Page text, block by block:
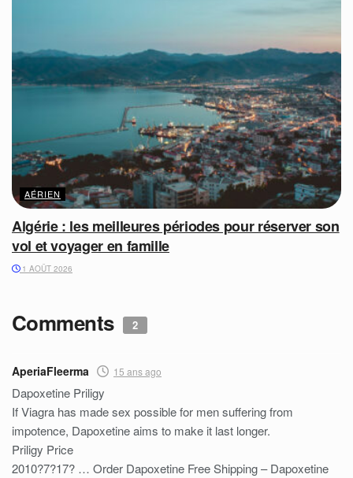
AÉRIEN
Algérie : les meilleures périodes pour réserver son
vol et voyager en famille
1 AOÛT 2026
Comments 2
AperiaFleerma 15 ans ago
Dapoxetine Priligy
If Viagra has made sex possible for men suffering from
impotence, Dapoxetine aims to make it last longer.
Priligy Price
2010?7?17? … Order Dapoxetine Free Shipping – Dapoxetine